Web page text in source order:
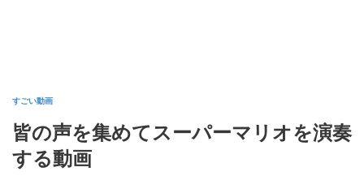
すごい動画
皆の声を集めてスーパーマリオを演奏
する動画